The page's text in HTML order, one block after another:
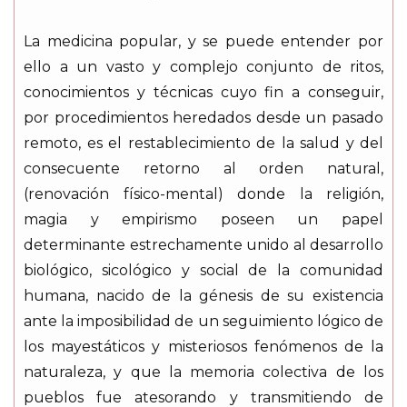
La medicina popular, y se puede entender por
ello a un vasto y complejo conjunto de ritos,
conocimientos y técnicas cuyo fin a conseguir,
por procedimientos heredados desde un pasado
remoto, es el restablecimiento de la salud y del
consecuente retorno al orden natural,
(renovación físico-mental) donde la religión,
magia y empirismo poseen un papel
determinante estrechamente unido al desarrollo
biológico, sicológico y social de la comunidad
humana, nacido de la génesis de su existencia
ante la imposibilidad de un seguimiento lógico de
los mayestáticos y misteriosos fenómenos de la
naturaleza, y que la memoria colectiva de los
pueblos fue atesorando y transmitiendo de